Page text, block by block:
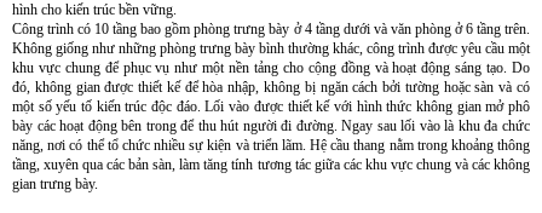
hình cho kiến trúc bền vững.
Công trình có 10 tầng bao gồm phòng trưng bày ở 4 tầng dưới và văn phòng ở 6 tầng trên.
Không giống như những phòng trưng bày bình thường khác, công trình được yêu cầu một
khu vực chung để phục vụ như một nền tảng cho cộng đồng và hoạt động sáng tạo. Do
đó, không gian được thiết kế để hòa nhập, không bị ngăn cách bởi tường hoặc sàn và có
một số yếu tố kiến trúc độc đáo. Lối vào được thiết kế với hình thức không gian mở phô
bày các hoạt động bên trong để thu hút người đi đường. Ngay sau lối vào là khu đa chức
năng, nơi có thể tổ chức nhiều sự kiện và triển lãm. Hệ cầu thang nằm trong khoảng thông
tầng, xuyên qua các bản sàn, làm tăng tính tương tác giữa các khu vực chung và các không
gian trưng bày.